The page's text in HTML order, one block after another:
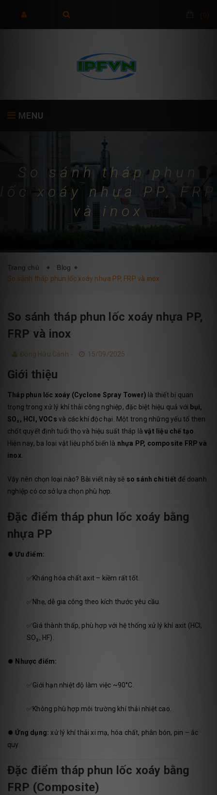
(0)
MENU
GIỚI THIỆU
BLOG LIÊN HỆ
So sánh tháp phun
lốc xoáy nhựa PP, FRP
và inox
Trang chủ
Blog
So sánh tháp phun lốc xoáy nhựa PP, FRP và inox
So sánh tháp phun lốc xoáy nhựa PP,
FRP và inox
Đồng Hữu Cảnh - 15/09/2025
Giới thiệu
Tháp phun lốc xoáy (Cyclone Spray Tower) là thiết bị quan
trọng trong xử lý khí thải công nghiệp, đặc biệt hiệu quả với bụi,
SO₂, HCl, VOCs và các khí độc hại. Một trong những yếu tố then
chốt quyết định tuổi thọ và hiệu suất tháp làvật liệu chế tạo.
Hiện nay, ba loại vật liệu phổ biến là nhựa PP, composite FRP và
inox.
Vậy nên chọn loại nào? Bài viết này sẽ so sánh chi tiết để doanh
nghiệp có cơ sở lựa chọn phù hợp.
Đặc điểm tháp phun lốc xoáy bằng
nhựa PP
⏺️ Ưu điểm:
✅Kháng hóa chất axit – kiềm rất tốt.
✅Nhẹ, dễ gia công theo kích thước yêu cầu.
✅Giá thành thấp, phù hợp với hệ thống xử lý khí axit (HCl,
SO₂, HF).
⏺️ Nhược điểm:
✅Giới hạn nhiệt độ làm việc ~90°C.
✅Không phù hợp môi trường khí thải nhiệt cao.
⏺️ Ứng dụng: xử lý khí thải xi mạ, hóa chất, phân bón, pin – ắc
quy.
Đặc điểm tháp phun lốc xoáy bằng
FRP (Composite)